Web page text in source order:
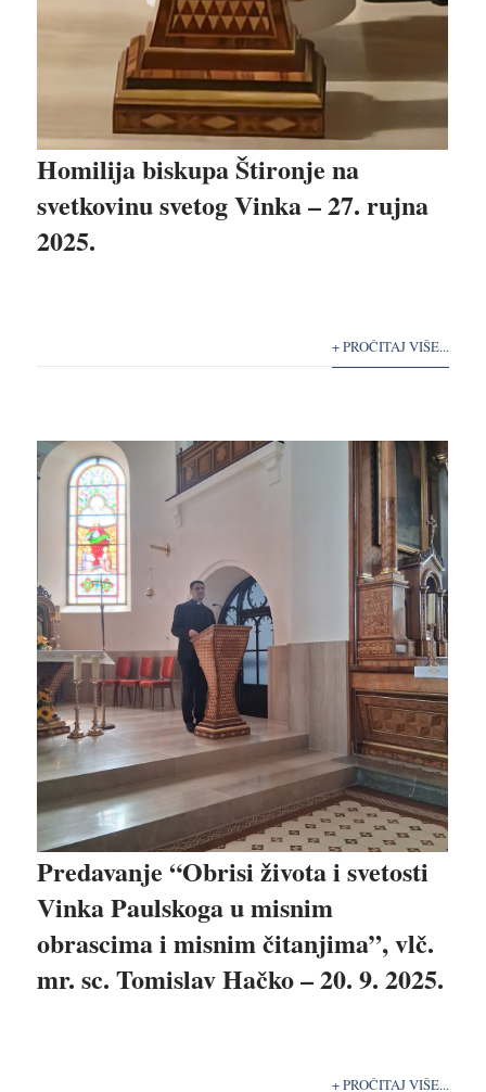
Homilija biskupa Štironje na
svetkovinu svetog Vinka – 27. rujna
2025.
+ PROČITAJ VIŠE...
Predavanje “Obrisi života i svetosti
Vinka Paulskoga u misnim
obrascima i misnim čitanjima”, vlč.
mr. sc. Tomislav Hačko – 20. 9. 2025.
+ PROČITAJ VIŠE...